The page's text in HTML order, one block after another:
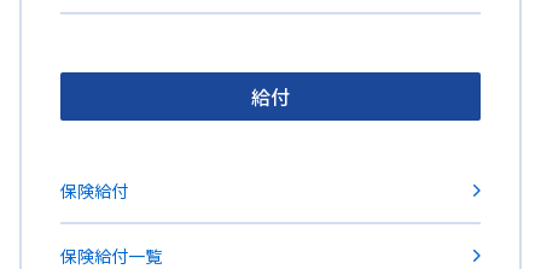
給付
保険給付
保険給付一覧